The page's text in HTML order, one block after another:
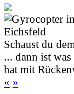
Schaust du
... dann ist
hat mit
« »